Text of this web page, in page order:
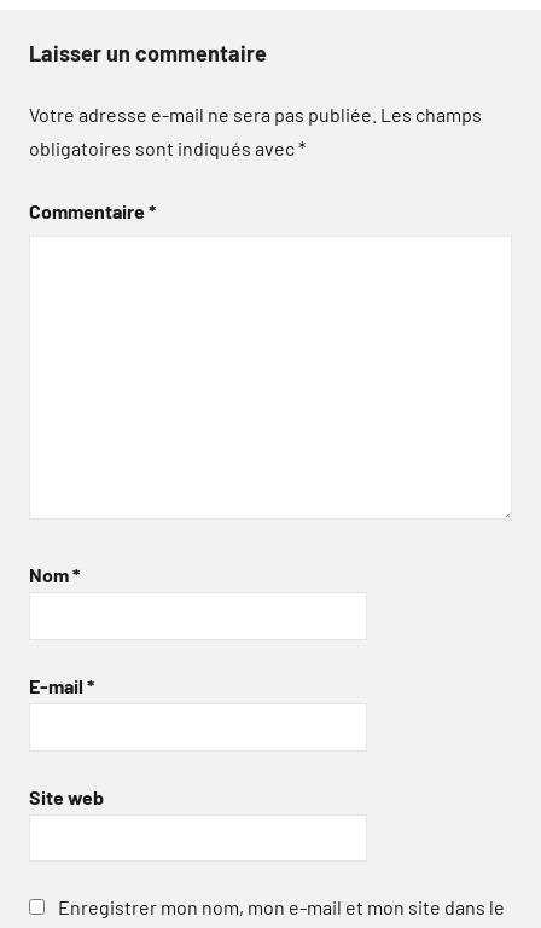
Laisser un commentaire
Votre adresse e-mail ne sera pas publiée. Les champs
obligatoires sont indiqués avec*
Commentaire*
Nom*
E-mail *
Site web
Enregistrer mon nom, mon e-mail et mon site dans le